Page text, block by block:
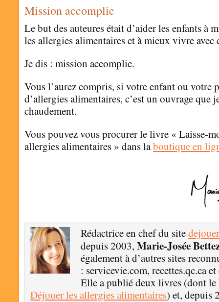
Mission accomplie
Le but des auteures était d’aider les enfants à
les allergies alimentaires et à mieux vivre avec
Je dis : mission accomplie.
Vous l’aurez compris, si votre enfant ou votre
d’allergies alimentaires, c’est un ouvrage que
chaudement.
Vous pouvez vous procurer le livre « Laisse-
allergies alimentaires » dans laboutique en
Rédactrice en chef du site
depuis 2003, Marie-Josée
également à d’autres sites
: servicevie.com, recettes.qc.ca
Elle a publié deux livres (dont le
Déjouer les allergies alimentaires) et, depuis